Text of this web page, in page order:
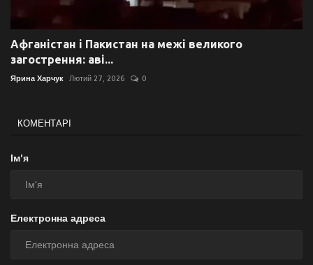
Афганістан і Пакистан на межі великого
загострення: аві...
Ярина Харчук Лютий 27, 2026 0
КОМЕНТАРІ
Ім'я
Електронна адреса